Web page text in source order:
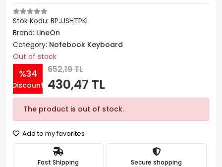
Stok Kodu: BPJJSHTPKL
Brand: LineOn
Category: Notebook Keyboard
Out of stock
%34
Discount
652,19 TL
430,47 TL
The product is out of stock.
Add to my favorites
Fast Shipping Secure shopping